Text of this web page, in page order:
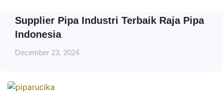
Supplier Pipa Industri Terbaik Raja Pipa
Indonesia
December 23, 2024